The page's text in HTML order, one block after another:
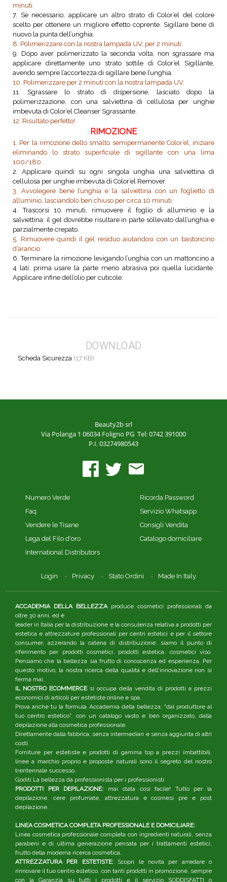
minuti.
7. Se necessario, applicare un altro strato di Color’el del colore
scelto per ottenere un migliore effetto coprente. Sigillare bene di
nuovo la punta dell’unghia.
8. Polimerizzare con la nostra lampada UV, per 2 minuti.
9. Dopo aver polimerizzato la seconda volta, non sgrassare ma
applicare direttamente uno strato sottile di Color’el Sigillante,
avendo sempre l’accortezza di sigillare bene l’unghia.
10. Polimerizzare per 2 minuti con la nostra lampada UV.
11. Sgrassare lo strato di dispersione, lasciato dopo la
polimerizzazione, con una salviettina di cellulosa per unghie
imbevuta di Color’el Cleanser Sgrassante.
12. Risultato perfetto!
RIMOZIONE
1. Per la rimozione dello smalto semipermanente Color’el, iniziare
eliminando lo strato superficiale di sigillante con una lima
100/180.
2. Applicare quindi su ogni singola unghia una salviettina di
cellulosa per unghie imbevuta di Color’el Remover.
3. Avvolegere bene l’unghia e la salviettina con un foglietto di
alluminio, lasciandolo ben chiuso per circa 10 minuti
4. Trascorsi 10 minuti, rimuovere il foglio di alluminio e la
salviettina: il gel dovrebbe risultare in parte sollevato dall’unghia e
parzialmente crepato.
5. Rimuovere quindi il gel residuo aiutandosi con un bastoncino
d’arancio
6. Terminare la rimozione levigando l’unghia con un mattoncino a
4 lati: prima usare la parte meno abrasiva poi quella lucidante.
Applicare infine dell’olio per cuticole.
DOWNLOAD
Scheda Sicurezza (17 KB)
Beauty2b srl
Via Polanga 1 06034 Foligno PG Tel: 0742 391000
P.I. 03274980543
Numero Verde
Faq
Vendere le Tisane
Lega del Filo d'oro
International Distributors
Ricorda Password
Servizio Whatsapp
Consigli Vendita
Catalogo domiciliare
Login Privacy Stato Ordini Made In Italy
ACCADEMIA DELLA BELLEZZAproduce cosmetici professionali da
oltre 30 anni, ed è
leader in Italia per la distribuzione e la consulenza relativa a prodotti per
estetica e attrezzature professionali per centri estetici e per il settore
consumer, azzerando la catena di distribuzione: siamo il punto di
riferimento per prodotti cosmetici, prodotti estetica, cosmetici viso.
Pensiamo che la bellezza sia frutto di conoscenza ed esperienza. Per
questo motivo, la nostra ricerca della qualità e dell'innovazione non si
ferma mai.
IL NOSTRO ECOMMERCEsi occupa della vendita di prodotti a prezzi
economici di articoli per estetiste online e spa.
Prova anche tu la formula Accademia della bellezza: "dal produttore al
tuo centro estetico", con un catalogo vasto e ben organizzato, dalla
depilazione alla cosmetica professionale.
Direttamente dalla fabbrica, senza intermediari e senza aggiunta di altri
costi.
Forniture per estetiste e prodotti di gamma top a prezzi imbattibili,
linee a marchio proprio e proposte naturali sono il segreto del nostro
trentennale successo.
Goditi La bellezza da professionista per i professionisti.
PRODOTTI PER DEPILAZIONE: mai stata così facile! Tutto per la
depilazione, cere profumate, attrezzatura e cosmesi pre e post
depilazione.
LINEA COSMETICA COMPLETA PROFESSIONALE E DOMICILIARE:
Linea cosmetica professionale completa con ingredienti naturali, senza
parabeni e di ultima generazione pensata per i trattamenti estetici,
frutto della moderna ricerca cosmetica.
ATTREZZATURA PER ESTETISTE:Scopri le novità per arredare o
rinnovare il tuo centro estetico, con tanti prodotti in promozione, sempre
con la Garanzia su tutti i prodotti e il servizio SODDISFATTI o